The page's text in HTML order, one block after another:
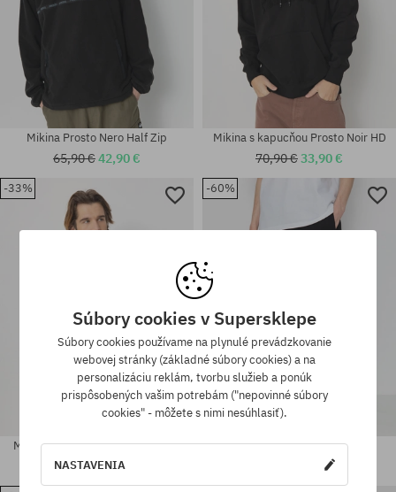
Dostupné veľkosti:
Dostupné veľkosti:
M
Mikina Prosto Nero Half Zip
65,90 €42,90 €
Mikina s kapucňou Prosto Noir HD
70,90 €33,90 €
-33%
Mikina s kapucňou Prosto Aiz HD
82,90 €54,90 €
-60%
Nohavice Prosto Digo
35,90 €
Súbory cookies v Supersklepe
Súbory cookies používame na plynulé prevádzkovanie
webovej stránky (základné súbory cookies) a na
personalizáciu reklám, tvorbu služieb a ponúk
prispôsobených vašim potrebám ("nepovinné súbory
cookies" - môžete s nimi nesúhlasiť).
NASTAVENIA